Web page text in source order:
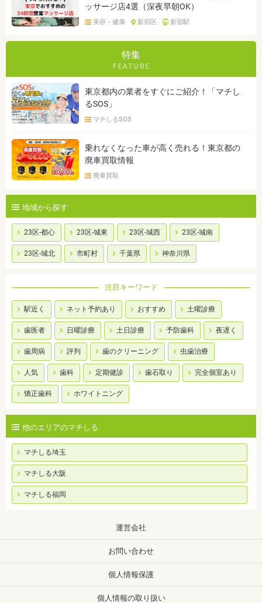
ッサージ店4選（深夜早朝OK）
美容・健康 新宿区 新宿駅
特集
東京都内の業者をすぐにご紹介！「マチし
るSOS」
マチしるSOS
乗れなくなった車が高く売れる！東京都の
廃車買取情報
廃車買取
地域から探す
23区-都心 23区-城東 23区-城西 23区-城南
23区-城北 市町村 千葉県 神奈川県
注目キーワード
駅近く ネット予約あり おすすめ 土曜診療
歯医者 日曜診療 土日診療 予防歯科 夜遅く
歯周病 評判 歯のクリーニング 虫歯治療
人気 歯科 定期健診 歯石取り 完全個室あり
矯正歯科 ホワイトニング
他のエリアのマチしる
マチしる埼玉
マチしる大阪
マチしる福岡
運営会社
お問い合わせ
個人情報保護
個人情報の取り扱い